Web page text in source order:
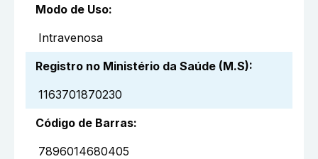
Modo de Uso:
Intravenosa
Registro no Ministério da Saúde (M.S):
1163701870230
Código de Barras:
7896014680405